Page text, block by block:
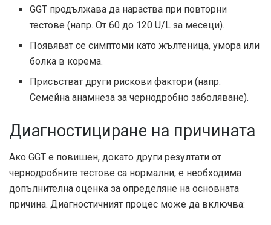
GGT продължава да нараства при повторни
тестове (напр. От 60 до 120 U/L за месеци).
Появяват се симптоми като жълтеница, умора или
болка в корема.
Присъстват други рискови фактори (напр.
Семейна анамнеза за чернодробно заболяване).
Диагностициране на причината
Ако GGT е повишен, докато други резултати от
чернодробните тестове са нормални, е необходима
допълнителна оценка за определяне на основната
причина. Диагностичният процес може да включва: